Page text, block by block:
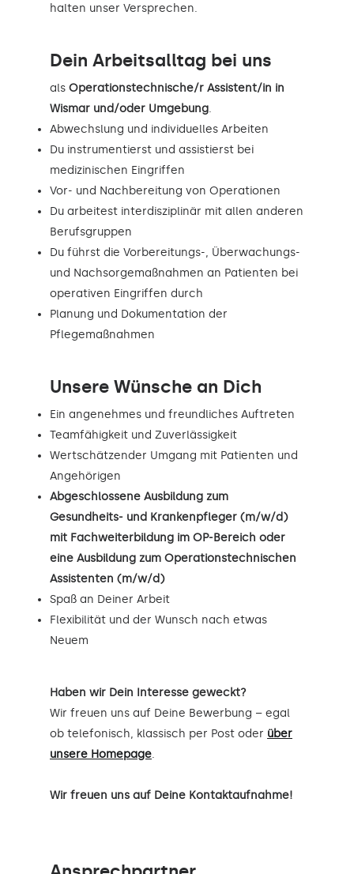
halten unser Versprechen.
Dein Arbeitsalltag bei uns
als Operationstechnische/r Assistent/in in
Wismar und/oder Umgebung.
Abwechslung und individuelles Arbeiten
Du instrumentierst und assistierst bei
medizinischen Eingriffen
Vor- und Nachbereitung von Operationen
Du arbeitest interdisziplinär mit allen anderen
Berufsgruppen
Du führst die Vorbereitungs-, Überwachungs-
und Nachsorgemaßnahmen an Patienten bei
operativen Eingriffen durch
Planung und Dokumentation der
Pflegemaßnahmen
Unsere Wünsche an Dich
Ein angenehmes und freundliches Auftreten
Teamfähigkeit und Zuverlässigkeit
Wertschätzender Umgang mit Patienten und
Angehörigen
Abgeschlossene Ausbildung zum
Gesundheits- und Krankenpfleger (m/w/d)
mit Fachweiterbildung im OP-Bereich oder
eine Ausbildung zum Operationstechnischen
Assistenten (m/w/d)
Spaß an Deiner Arbeit
Flexibilität und der Wunsch nach etwas
Neuem
Haben wir Dein Interesse geweckt?
Wir freuen uns auf Deine Bewerbung – egal
ob telefonisch, klassisch per Post oder über
unsere Homepage.
Wir freuen uns auf Deine Kontaktaufnahme!